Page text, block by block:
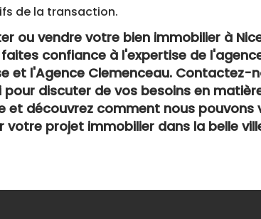
de la transaction.
ou vendre votre bien immobilier à
confiance à l'expertise de
et l'Agence Clemenceau. Contactez-
pour discuter de vos besoins en
et découvrez comment nous pouvons
votre projet immobilier dans la belle